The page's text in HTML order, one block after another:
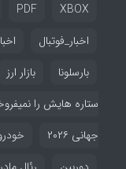
PDF XBOX
اخبار_فوتبال
بارسلونا
بازار ارز
ستاره هایش را
جهانی ۲۰۲۶